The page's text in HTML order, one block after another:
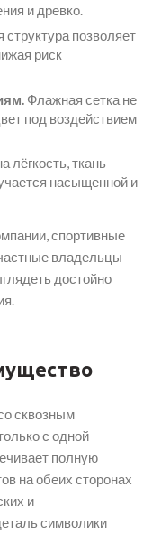
и древко.
структура позволяет
риск
Флажная сетка не
под воздействием
лёгкость, ткань
насыщенной и
спортивные
владельцы
достойно
сквозным
с одной
полную
на обеих сторонах
и
символики